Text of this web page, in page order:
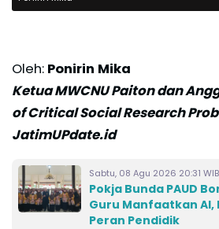
Oleh: Ponirin Mika
Ketua MWCNU Paiton dan
of Critical Social Research
JatimUPdate.id
Sabtu, 08 Agu 2026 20:31 WIB
Pokja Bunda PAUD
Guru Manfaatkan AI,
Peran Pendidik